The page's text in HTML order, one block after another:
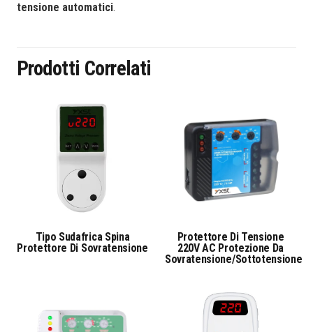
tensione automatici.
Prodotti Correlati
Tipo Sudafrica Spina
Protettore Di Sovratensione
Protettore Di Tensione
220V AC Protezione Da
Sovratensione/sottotensione